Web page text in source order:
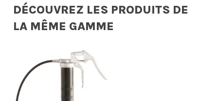
DÉCOUVREZ LES PRODUITS DE
LA MÊME GAMME